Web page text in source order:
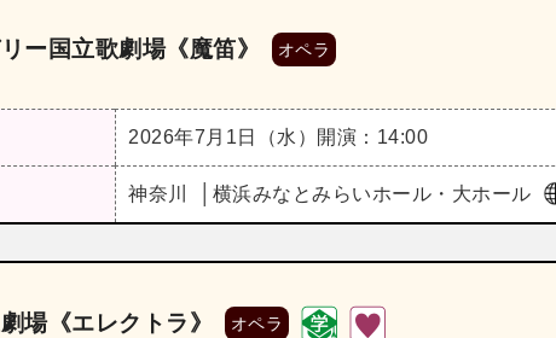
ー国立歌劇場《魔笛》 オペラ
2026年7月1日（水） 開演：14:00
神奈川 横浜みなとみらいホール・大ホール
場《エレクトラ》 オペラ